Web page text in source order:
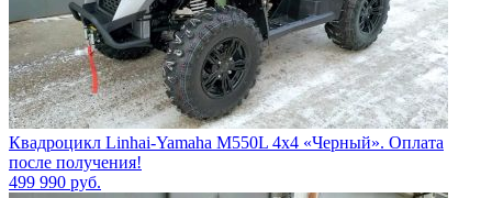
Квадроцикл Linhai-Yamaha M550L 4x4 «Черный». Оплата
после получения!
499 990 руб.